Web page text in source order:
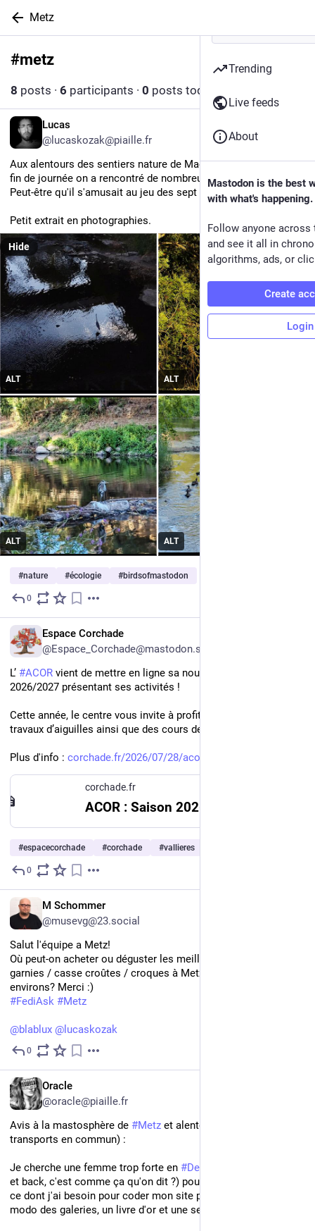
Metz
#metz
8 posts · 6 participants · 0 posts today
Lucas
@lucaskozak@piaille.fr
Aux alentours des sentiers nature de Magny, #Metz, en cette
fin de journée on a rencontré de nombreux hérons.
Peut-être qu'il s'amusait au jeu des sept familles.
Petit extrait en photographies.
ALT ALT
ALT ALT
Hide
#nature #écologie #birdsofmastodon
0
Espace Corchade
@Espace_Corchade@mastodon.social
L’ #ACOR vient de mettre en ligne sa nouvelle plaquette
2026/2027 présentant ses activités !
Cette année, le centre vous invite à profiter des joies des
travaux d’aiguilles ainsi que des cours de
Plus d'info : corchade.fr/2026/07/28/acor-sa
corchade.fr
#espacecorchade #corchade #vallieres
0
M Schommer
@musevg@23.social
Salut l'équipe a Metz!
Où peut-on acheter ou déguster les meilleures baguettes
garnies / casse croûtes / croques à Metz ou dans les
environs? Merci :)
#FediAsk #Metz
@blablux @ lucaskozak
0
Oracle
@oracle@piaille.fr
Avis à la mastosphère de #Metz et alentours (accessible
transports en commun) :
Je cherche une femme trop forte en #DevWeb
et back, c'est comme ça qu'on dit ?) pour m'apprendre à faire
ce dont j'ai besoin pour coder mon site perso de A à Z (grosso
modo des galeries, un livre d'or et une section blog)
Trending
Live feeds
About
Mastodon is the best
with what's happening.
Follow anyone across
and see it all in
algorithms, ads, or
Create
Login